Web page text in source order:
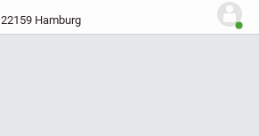
Abkopplung in nur einem Schritt
22159 Hamburg